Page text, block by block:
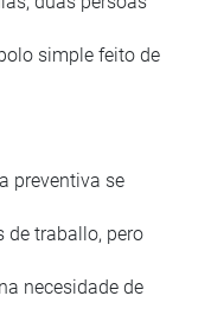
simple feito de
preventiva se
de traballo, pero
necesidade de